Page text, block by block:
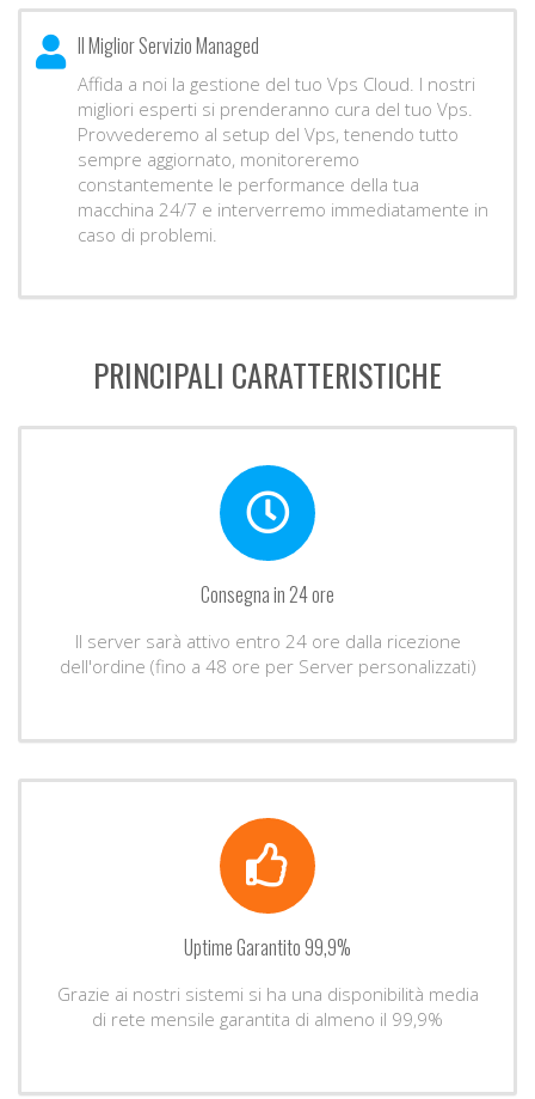
Il Miglior Servizio Managed
Affida a noi la gestione del tuo Vps Cloud. I nostri
migliori esperti si prenderanno cura del tuo Vps.
Provvederemo al setup del Vps, tenendo tutto
sempre aggiornato, monitoreremo
constantemente le performance della tua
macchina 24/7 e interverremo immediatamente in
caso di problemi.
PRINCIPALI CARATTERISTICHE
Consegna in 24 ore
Il server sarà attivo entro 24 ore dalla ricezione
dell'ordine (fino a 48 ore per Server personalizzati)
Uptime Garantito 99,9%
Grazie ai nostri sistemi si ha una disponibilità media
di rete mensile garantita di almeno il 99,9%